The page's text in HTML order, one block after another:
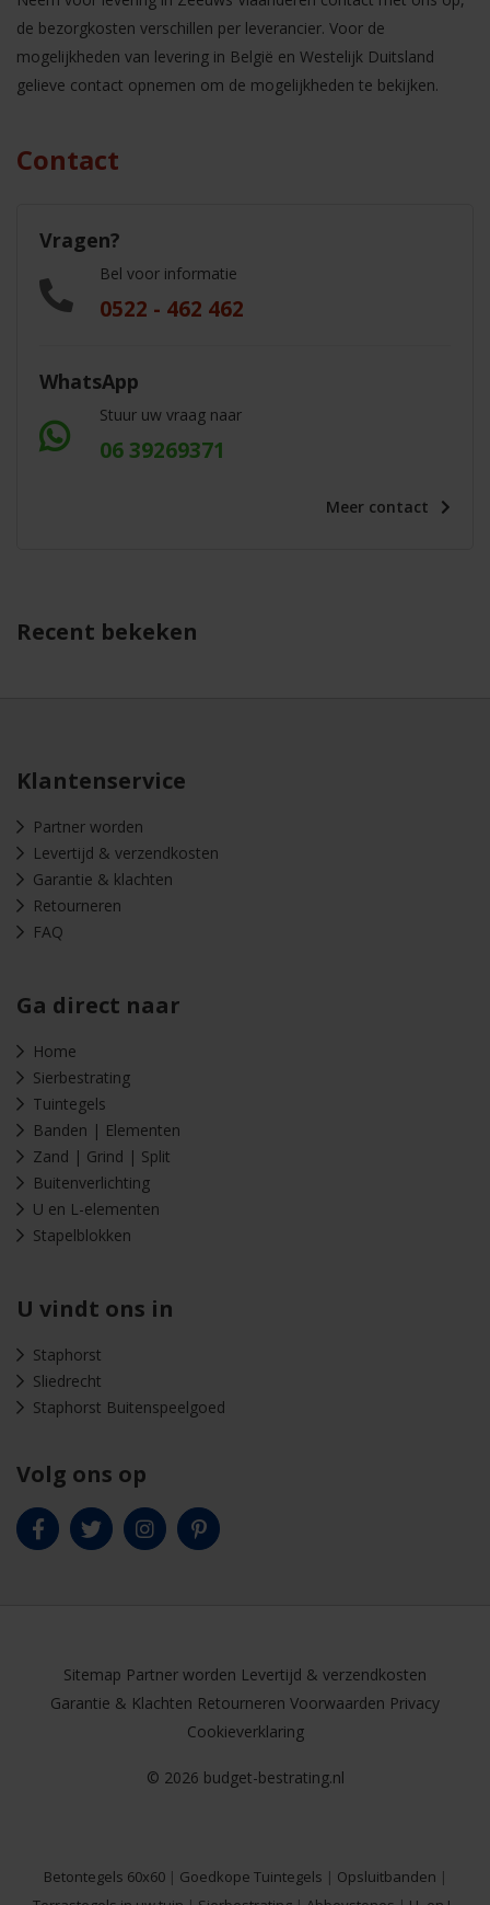
de bezorgkosten verschillen per leverancier. Voor de
mogelijkheden van levering in België en Westelijk Duitsland
gelieve contact opnemen om de mogelijkheden te bekijken.
Contact
Vragen?
Bel voor informatie
0522 - 462 462
WhatsApp
Stuur uw vraag naar
06 39269371
Meer contact
Recent bekeken
Klantenservice
Partner worden
Levertijd & verzendkosten
Garantie & klachten
Retourneren
FAQ
Ga direct naar
Home
Sierbestrating
Tuintegels
Banden | Elementen
Zand | Grind | Split
Buitenverlichting
U en L-elementen
Stapelblokken
U vindt ons in
Staphorst
Sliedrecht
Staphorst Buitenspeelgoed
Volg ons op
Sitemap Partner worden Levertijd & verzendkosten
Garantie & Klachten Retourneren Voorwaarden Privacy
Cookieverklaring
© 2026 budget-bestrating.nl
Betontegels 60x60 | Goedkope Tuintegels | Opsluitbanden |